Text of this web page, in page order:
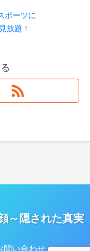
ポーツに
放題！
～隠された真実
問い合わせ